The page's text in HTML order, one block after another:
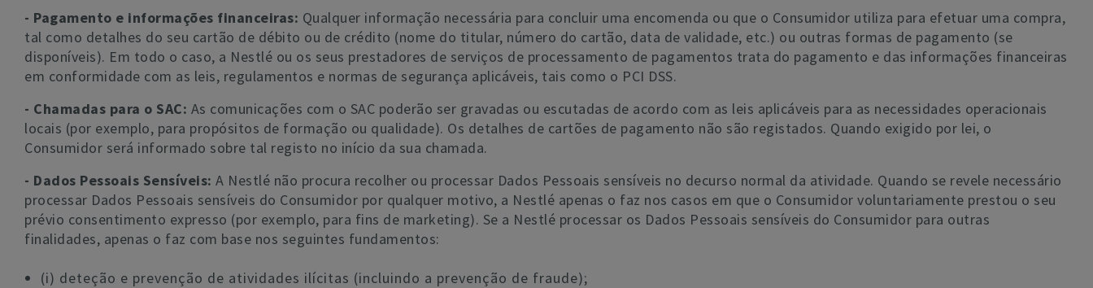
- Pagamento e informações financeiras: Qualquer informação necessária para concluir uma encomenda ou que o Consumidor utiliza para efetuar uma compra,
tal como detalhes do seu cartão de débito ou de crédito (nome do titular, número do cartão, data de validade, etc.) ou outras formas de pagamento (se
disponíveis). Em todo o caso, a Nestlé ou os seus prestadores de serviços de processamento de pagamentos trata do pagamento e das informações financeiras
em conformidade com as leis, regulamentos e normas de segurança aplicáveis, tais como o PCI DSS.
- Chamadas para o SAC: As comunicações com o SAC poderão ser gravadas ou escutadas de acordo com as leis aplicáveis para as necessidades operacionais
locais (por exemplo, para propósitos de formação ou qualidade). Os detalhes de cartões de pagamento não são registados. Quando exigido por lei, o
Consumidor será informado sobre tal registo no início da sua chamada.
- Dados Pessoais Sensíveis: A Nestlé não procura recolher ou processar Dados Pessoais sensíveis no decurso normal da atividade. Quando se revele necessário
processar Dados Pessoais sensíveis do Consumidor por qualquer motivo, a Nestlé apenas o faz nos casos em que o Consumidor voluntariamente prestou o seu
prévio consentimento expresso (por exemplo, para fins de marketing). Se a Nestlé processar os Dados Pessoais sensíveis do Consumidor para outras
finalidades, apenas o faz com base nos seguintes fundamentos:
(i) deteção e prevenção de atividades ilícitas (incluindo a prevenção de fraude);